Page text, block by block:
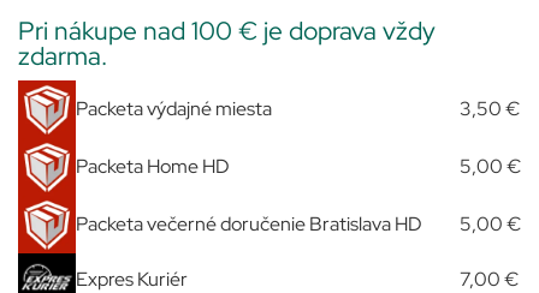
Pri nákupe nad 100 € je doprava vždy
zdarma.
Packeta výdajné miesta 3,50 €
Packeta Home HD 5,00 €
Packeta večerné doručenie Bratislava HD 5,00 €
Expres Kuriér 7,00 €